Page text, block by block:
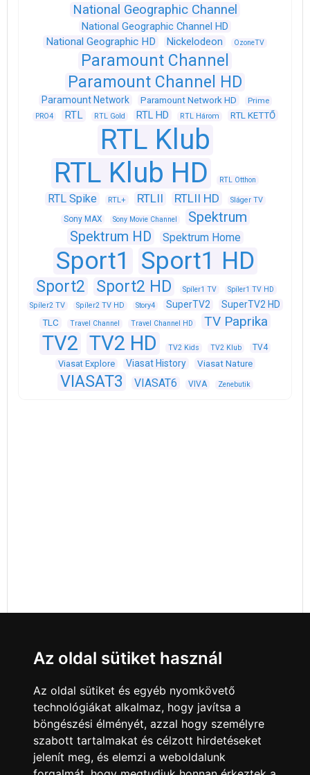
National Geographic Channel
National Geographic Channel HD
National Geographic HD
Nickelodeon OzoneTV
Paramount Channel
Paramount Channel HD
Paramount Network Paramount Network HD Prime
PRO4 RTL RTL Gold RTL HD RTL Három RTL KETTŐ
RTL Klub
RTL Klub HD
RTL Otthon
RTL Spike RTL+ RTLII RTLII HD Sláger TV
Sony MAX Sony Movie Channel
Spektrum
Spektrum HD
Spektrum Home
Sport1 Sport1 HD
Sport2 Sport2 HD Spíler1 TV
Spíler1 TV HD
Spíler2 TV
Spíler2 TV HD Story4 SuperTV2 SuperTV2 HD
TLC Travel Channel Travel Channel HD TV Paprika
TV2 TV2 HD TV2 Kids TV2 Klub TV4
Viasat Explore Viasat History Viasat Nature
VIASAT3 VIASAT6 VIVA Zenebutik
Az oldal sütiket használ
Az oldal sütiket és egyéb nyomkövető
technológiákat alkalmaz, hogy javítsa a
böngészési élményét, azzal hogy személyre
szabott tartalmakat és célzott hirdetéseket
jelenít meg, és elemzi a weboldalunk